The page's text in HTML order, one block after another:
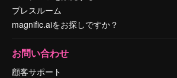
プレスルーム
magnific.aiをお探しですか？
お問い合わせ
顧客サポート